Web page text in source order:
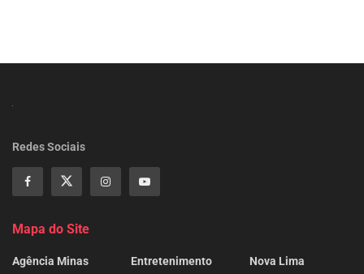
Redes Sociais
Mapa do Site
Agência Minas
Entretenimento
Nova Lima